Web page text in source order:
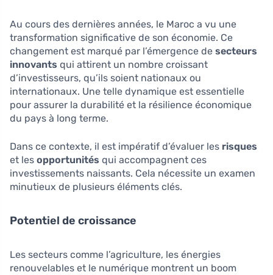
Au cours des dernières années, le Maroc a vu une
transformation significative de son économie. Ce
changement est marqué par l’émergence de secteurs
innovants qui attirent un nombre croissant
d’investisseurs, qu’ils soient nationaux ou
internationaux. Une telle dynamique est essentielle
pour assurer la durabilité et la résilience économique
du pays à long terme.
Dans ce contexte, il est impératif d’évaluer les risques
et les opportunités qui accompagnent ces
investissements naissants. Cela nécessite un examen
minutieux de plusieurs éléments clés.
Potentiel de croissance
Les secteurs comme l’agriculture, les énergies
renouvelables et le numérique montrent un boom